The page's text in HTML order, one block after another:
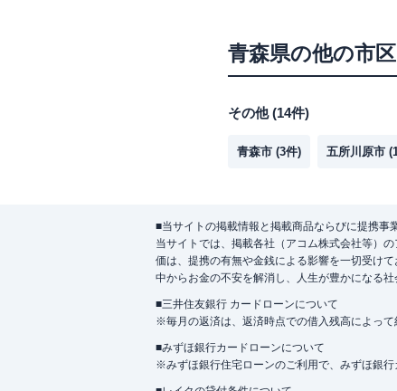
青森県の他の市
その他(14件)
青森市 (3件) 五所川原市 (
■当サイトの掲載情報と掲載商品ならびに提携事
当サイトでは、掲載各社（アコム株式会社等）
価は、提携の有無や金銭による影響を一切受け
中からお金の不安を解消し、人生が豊かになる社
■三井住友銀行 カードローンについて
※毎月の返済は、返済時点での借入残高によって
■みずほ銀行カードローンについて
※みずほ銀行住宅ローンのご利用で、みずほ銀